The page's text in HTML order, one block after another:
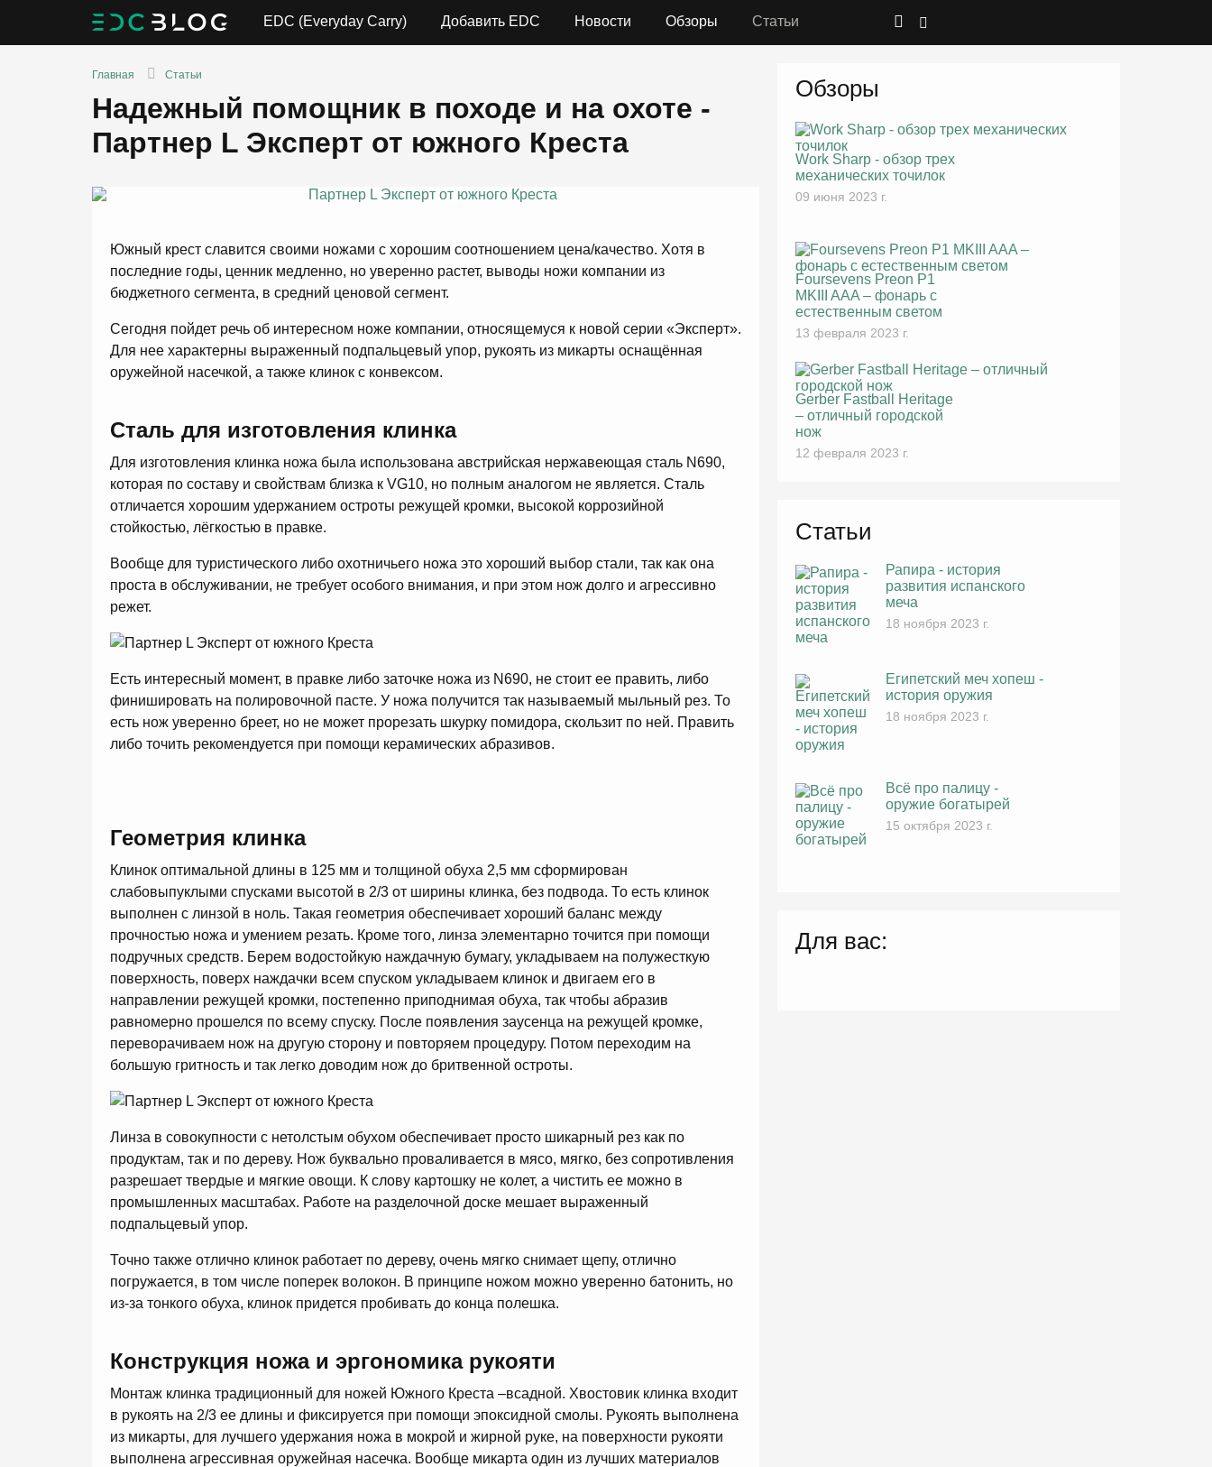
EDC (Everyday Carry) Добавить EDC Новости Обзоры Статьи
Главная Статьи
Надежный помощник в походе и на охоте -
Партнер L Эксперт от южного Креста
Южный крест славится своими ножами с хорошим соотношением цена/качество. Хотя в
последние годы, ценник медленно, но уверенно растет, выводы ножи компании из
бюджетного сегмента, в средний ценовой сегмент.
Сегодня пойдет речь об интересном ноже компании, относящемуся к новой серии «Эксперт».
Для нее характерны выраженный подпальцевый упор, рукоять из микарты оснащённая
оружейной насечкой, а также клинок с конвексом.
Сталь для изготовления клинка
Для изготовления клинка ножа была использована австрийская нержавеющая сталь N690,
которая по составу и свойствам близка к VG10, но полным аналогом не является. Сталь
отличается хорошим удержанием остроты режущей кромки, высокой коррозийной
стойкостью, лёгкостью в правке.
Вообще для туристического либо охотничьего ножа это хороший выбор стали, так как она
проста в обслуживании, не требует особого внимания, и при этом нож долго и агрессивно
режет.
Есть интересный момент, в правке либо заточке ножа из N690, не стоит ее править, либо
финишировать на полировочной пасте. У ножа получится так называемый мыльный рез. То
есть нож уверенно бреет, но не может прорезать шкурку помидора, скользит по ней. Править
либо точить рекомендуется при помощи керамических абразивов.
Геометрия клинка
Клинок оптимальной длины в 125 мм и толщиной обуха 2,5 мм сформирован
слабовыпуклыми спусками высотой в 2/3 от ширины клинка, без подвода. То есть клинок
выполнен с линзой в ноль. Такая геометрия обеспечивает хороший баланс между
прочностью ножа и умением резать. Кроме того, линза элементарно точится при помощи
подручных средств. Берем водостойкую наждачную бумагу, укладываем на полужесткую
поверхность, поверх наждачки всем спуском укладываем клинок и двигаем его в
направлении режущей кромки, постепенно приподнимая обуха, так чтобы абразив
равномерно прошелся по всему спуску. После появления заусенца на режущей кромке,
переворачиваем нож на другую сторону и повторяем процедуру. Потом переходим на
большую гритность и так легко доводим нож до бритвенной остроты.
Линза в совокупности с нетолстым обухом обеспечивает просто шикарный рез как по
продуктам, так и по дереву. Нож буквально проваливается в мясо, мягко, без сопротивления
разрешает твердые и мягкие овощи. К слову картошку не колет, а чистить ее можно в
промышленных масштабах. Работе на разделочной доске мешает выраженный
подпальцевый упор.
Точно также отлично клинок работает по дереву, очень мягко снимает щепу, отлично
погружается, в том числе поперек волокон. В принципе ножом можно уверенно батонить, но
из-за тонкого обуха, клинок придется пробивать до конца полешка.
Конструкция ножа и эргономика рукояти
Монтаж клинка традиционный для ножей Южного Креста –всадной. Хвостовик клинка входит
в рукоять на 2/3 ее длины и фиксируется при помощи эпоксидной смолы. Рукоять выполнена
из микарты, для лучшего удержания ножа в мокрой и жирной руке, на поверхности рукояти
выполнена агрессивная оружейная насечка. Вообще микарта один из лучших материалов
Обзоры
Work Sharp - обзор трех
механических точилок
09 июня 2023 г.
Foursevens Preon P1
MKIII AAA – фонарь с
естественным светом
13 февраля 2023 г.
Gerber Fastball Heritage
– отличный городской
нож
12 февраля 2023 г.
Статьи
Рапира - история
развития испанского
меча
18 ноября 2023 г.
Египетский меч хопеш -
история оружия
18 ноября 2023 г.
Всё про палицу -
оружие богатырей
15 октября 2023 г.
Для вас: